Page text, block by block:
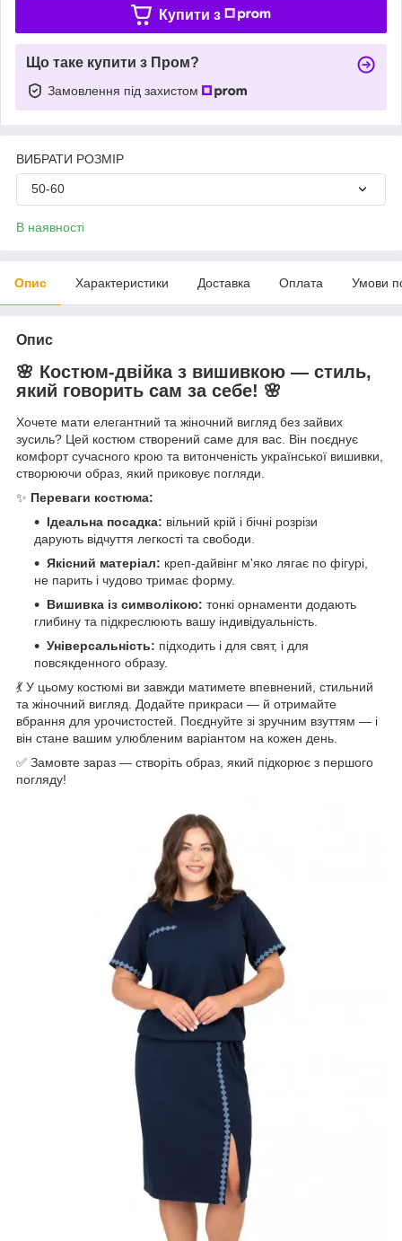
Купити з
Що таке купити з Пром?
Замовлення під захистом
ВИБРАТИ РОЗМІР
50-60
В наявності
Опис Характеристики Доставка Оплата Умови
Опис
🌸 Костюм-двійка з вишивкою — стиль,
який говорить сам за себе! 🌸
Хочете мати елегантний та жіночний вигляд без зайвих
зусиль? Цей костюм створений саме для вас. Він поєднує
комфорт сучасного крою та витонченість української вишивки,
створюючи образ, який приковує погляди.
✨ Переваги костюма:
Ідеальна посадка: вільний крій і бічні розрізи
дарують відчуття легкості та свободи.
Якісний матеріал: креп-дайвінг м'яко лягає по фігурі,
не парить і чудово тримає форму.
Вишивка із символікою: тонкі орнаменти додають
глибину та підкреслюють вашу індивідуальність.
Універсальність: підходить і для свят, і для
повсякденного образу.
💃 У цьому костюмі ви завжди матимете впевнений, стильний
та жіночний вигляд. Додайте прикраси — й отримайте
вбрання для урочистостей. Поєднуйте зі зручним взуттям — і
він стане вашим улюбленим варіантом на кожен день.
✅ Замовте зараз — створіть образ, який підкорює з першого
погляду!